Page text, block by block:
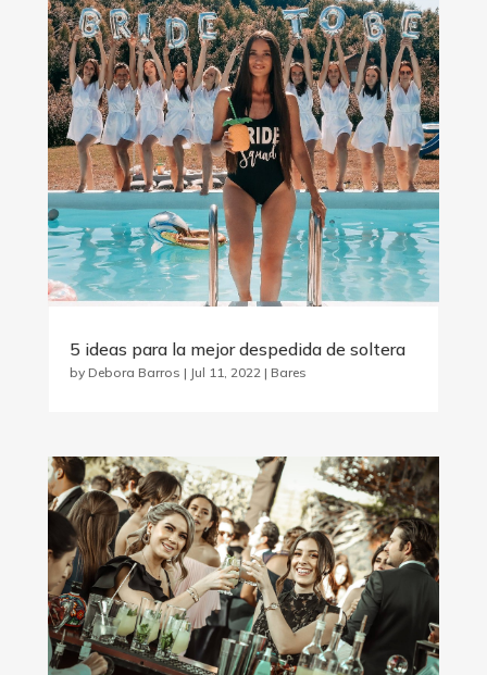
5 ideas para la mejor despedida de soltera
by Debora Barros | Jul 11, 2022| Bares